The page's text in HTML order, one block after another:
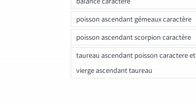
poisson ascendant gémeaux caractère
poisson ascendant scorpion caractère
taureau ascendant poisson caractere et
vierge ascendant taureau